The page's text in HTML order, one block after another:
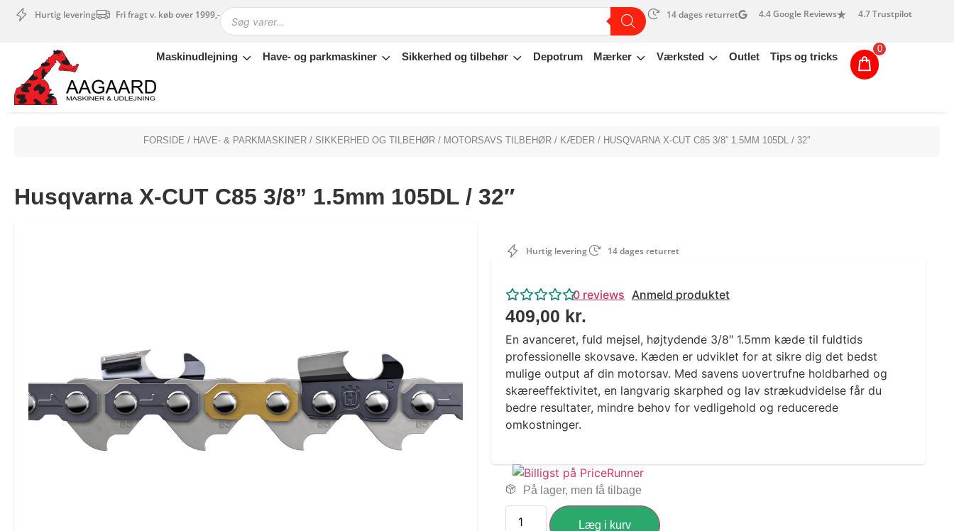
Hurtig levering Fri fragt v. køb over 1999,- 14 dages returret 4.4 Google Reviews 4.7 Trustpilot
Maskinudlejning Have- og parkmaskiner Sikkerhed og tilbehør Depotrum Mærker Værksted Outlet Tips og tricks
0
Maskinudlejning
Have- og parkmaskiner
Sikkerhed og tilbehør
Outlet
Tips og tricks
FORSIDE / HAVE- & PARKMASKINER / SIKKERHED OG TILBEHØR / MOTORSAVS TILBEHØR / KÆDER / HUSQVARNA X-CUT C85 3/8” 1.5MM 105DL / 32″
Husqvarna X-CUT C85 3/8” 1.5mm 105DL / 32″
Hurtig levering 14 dages returret
0 reviews Anmeld produktet
409,00 kr.
En avanceret, fuld mejsel, højtydende 3/8″ 1.5mm kæde til fuldtids
professionelle skovsave. Kæden er udviklet for at sikre dig det bedst
mulige output af din motorsav. Med savens uovertrufne holdbarhed og
skæreeffektivitet, en langvarig skarphed og lav strækudvidelse får du
bedre resultater, mindre behov for vedligehold og reducerede
omkostninger.
På lager, men få tilbage
Læg i kurv